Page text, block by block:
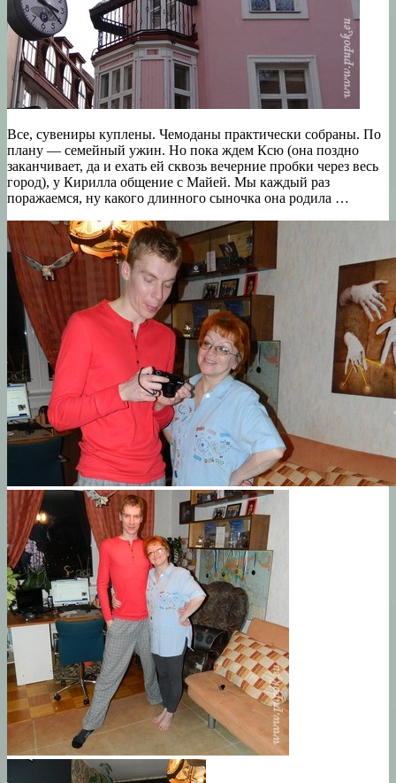
Все, сувениры куплены. Чемоданы практически собраны. По
плану — семейный ужин. Но пока ждем Ксю (она поздно
заканчивает, да и ехать ей сквозь вечерние пробки через весь
город), у Кирилла общение с Майей. Мы каждый раз
поражаемся, ну какого длинного сыночка она родила …